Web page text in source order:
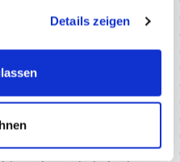
Details zeigen
Webentwicklung,
und
Wir setzen
bewährte Methoden